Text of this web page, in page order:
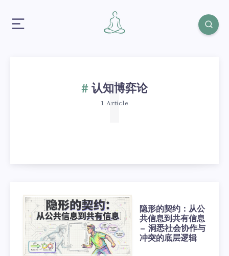
认知博弈论
1 Article
1
隐形的契约：从公
共信息到共有信息
— 洞悉社会协作与
冲突的底层逻辑